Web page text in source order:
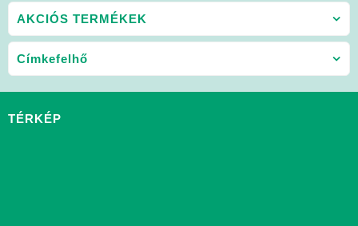
AKCIÓS TERMÉKEK
Címkefelhő
TÉRKÉP